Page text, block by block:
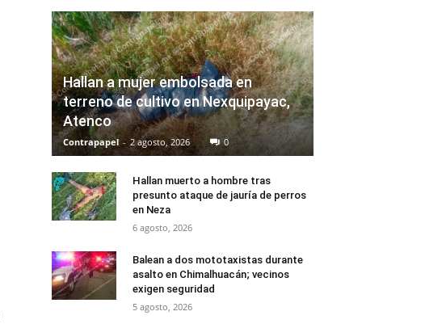
Hallan a mujer embolsada en
terreno de cultivo en Nexquipayac,
Atenco
Contrapapel - 2 agosto, 2026 0
Hallan muerto a hombre tras
presunto ataque de jauría de perros
en Neza
6 agosto, 2026
Balean a dos mototaxistas durante
asalto en Chimalhuacán; vecinos
exigen seguridad
5 agosto, 2026